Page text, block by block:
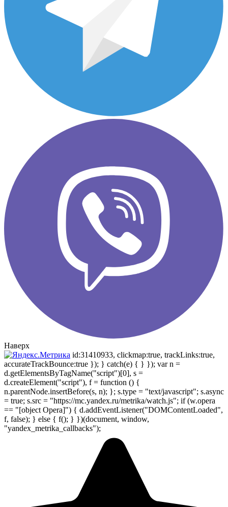
Наверх
id:31410933, clickmap:true, trackLinks:true,
accurateTrackBounce:true }); } catch(e) { } }); var n =
d.getElementsByTagName("script")[0], s =
d.createElement("script"), f = function () {
n.parentNode.insertBefore(s, n); }; s.type = "text/javascript"; s.async
= true; s.src = "https://mc.yandex.ru/metrika/watch.js"; if (w.opera
== "[object Opera]") { d.addEventListener("DOMContentLoaded",
f, false); } else { f(); } })(document, window,
"yandex_metrika_callbacks");